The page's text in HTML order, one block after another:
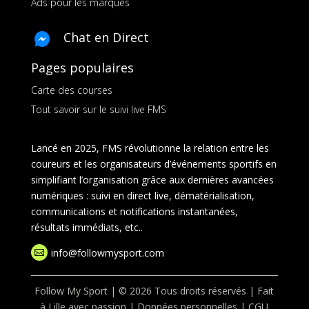
Chat en Direct
Pages populaires
Carte des courses
Tout savoir sur le suivi live FMS
Lancé en 2025, FMS révolutionne la relation entre les
coureurs et les organisateurs d’événements sportifs en
simplifiant l’organisation grâce aux dernières avancées
numériques : suivi en direct live, dématérialisation,
communications et notifications instantanées,
résultats immédiats, etc..
 info@followmysport.com
Follow My Sport | © 2026 Tous droits réservés | Fait